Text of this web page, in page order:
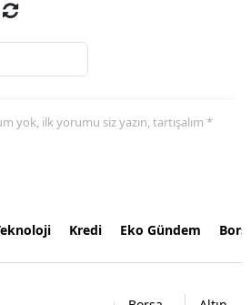
yok, ilk yorumu siz yazın, tartışalım *
Kredi Eko Gündem